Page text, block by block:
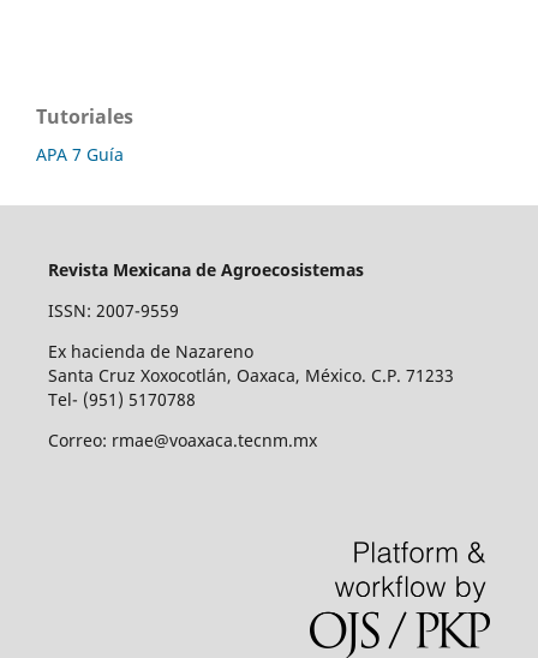
Tutoriales
APA 7 Guía
Revista Mexicana de Agroecosistemas
ISSN: 2007-9559
Ex hacienda de Nazareno
Santa Cruz Xoxocotlán, Oaxaca, México. C.P. 71233
Tel- (951) 5170788
Correo: rmae@voaxaca.tecnm.mx